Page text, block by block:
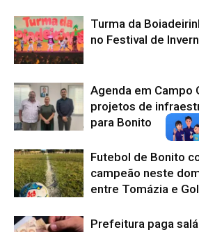
Turma da
no Festival de
Agenda em Campo
projetos de
para Bonito
Futebol de Bonito
campeão neste
entre Tomázia e
Prefeitura paga